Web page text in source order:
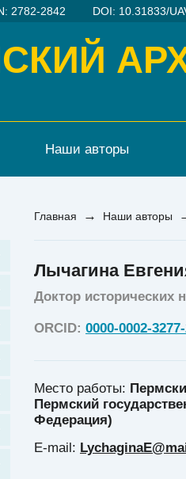
2782-2842 DOI: 10.31833/
Наши авторы
Главная → Наши авторы
Лычагина
Доктор исторических
ORCID: 0000-0002-
Место работы:
Пермский
Федерация)
E-mail: